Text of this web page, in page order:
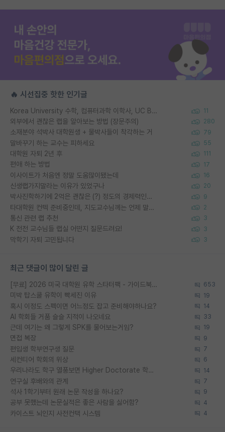
🔥 시선집중 핫한 인기글
Korea University 수학, 컴퓨터과학 이학사, UC Berkeley 산업공학 대학원 공학박사가 되는 것은 쉽지 않겠죠? 11
외부에서 괜찮은 랩을 알아보는 방법 (장문주의) 280
소재분야 석박사 대학원생 + 물박사들이 착각하는 거 79
말바꾸기 하는 교수는 피하세요 55
대학원 자퇴 2년 후 111
편애 하는 방법 17
이사이트가 처음엔 정말 도움많이됐는데 16
신생랩가지말라는 이유가 있었구나 20
박사진학하기에 2억은 괜찮은 (?) 정도의 경제력인가요 9
타대학원 컨텍 준비중인데, 지도교수님께는 언제 말씀드려야 할까요? 2
통신 관련 랩 추천 3
K 전전 교수님들 랩실 어떤지 질문드려요! 3
막학기 자퇴 고민됩니다 3
최근 댓글이 많이 달린 글
[무료] 2026 미국 대학원 유학 스타터팩 - 가이드북 & 합격자 컨택메일 템플릿 653
미박 탑스쿨 유학이 빡세진 이유 19
혹시 이정도 스펙이면 어느정도 잡고 준비해야하나요? 14
AI 학회들 거품 슬슬 지적이 나오네요 33
근데 여기는 왜 그렇게 SPK를 물어보는거임? 19
면접 복장 9
편입생 학부연구생 질문 7
세컨티어 학회의 위상 6
우리나라도 학구 열풍보면 Higher Doctorate 학위가 필요하다고 봅니다. 14
연구실 후배와의 관계 7
석사 1학기부터 원래 논문 작성을 하나요? 9
공부 못했는데 논문실적은 좋은 사람을 싫어함? 4
카이스트 뇌인지 사전컨택 시스템 4